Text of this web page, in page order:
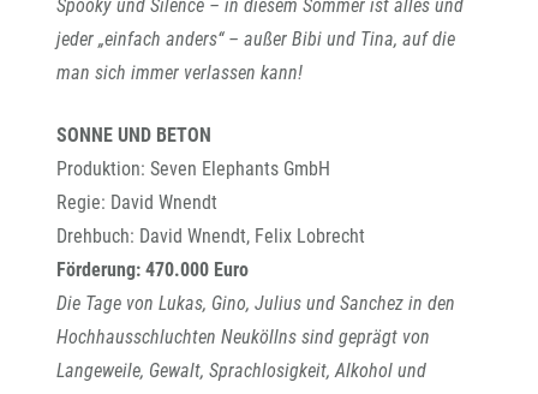
Spooky und Silence – in diesem Sommer ist alles und
jeder „einfach anders“ – außer Bibi und Tina, auf die
man sich immer verlassen kann!
SONNE UND BETON
Produktion: Seven Elephants GmbH
Regie: David Wnendt
Drehbuch: David Wnendt, Felix Lobrecht
Förderung: 470.000 Euro
Die Tage von Lukas, Gino, Julius und Sanchez in den
Hochhausschluchten Neuköllns sind geprägt von
Langeweile, Gewalt, Sprachlosigkeit, Alkohol und